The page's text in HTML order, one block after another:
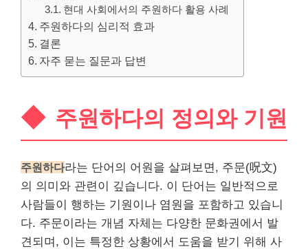
현대 사회에서의 주원하다 활용 사례
주원하다의 심리적 효과
결론
자주 묻는 질문과 답변
주원하다의 정의와 기원
주원하다라는 단어의 어원을 살펴보면, 주문(呪文)
의 의미와 관련이 깊습니다. 이 단어는 일반적으로
사람들이 행하는 기원이나 염원을 포함하고 있습니
다. 주문이라는 개념 자체는 다양한 문화권에서 발
견되며, 이는 특정한 상황에서 도움을 받기 위해 사